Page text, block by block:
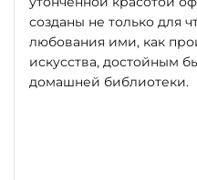
созданы не только для
любования ими, как
искусства, достойным
домашней библиотеки.